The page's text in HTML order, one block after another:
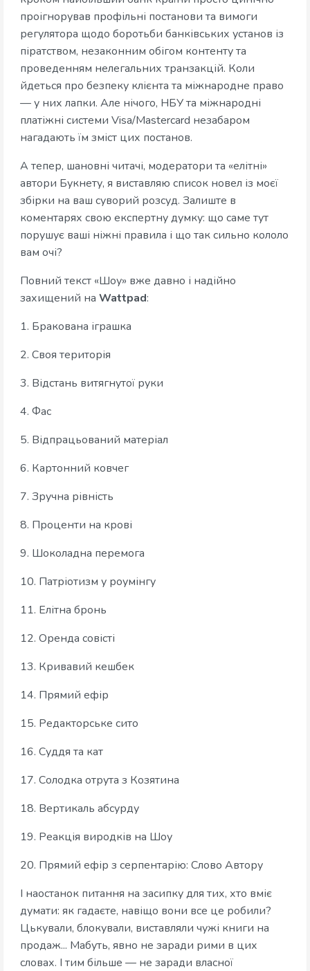
проігнорував профільні постанови та вимоги
регулятора щодо боротьби банківських установ із
піратством, незаконним обігом контенту та
проведенням нелегальних транзакцій. Коли
йдеться про безпеку клієнта та міжнародне право
— у них лапки. Але нічого, НБУ та міжнародні
платіжні системи Visa/Mastercard незабаром
нагадають їм зміст цих постанов.
А тепер, шановні читачі, модератори та «елітні»
автори Букнету, я виставляю список новел із моєї
збірки на ваш суворий розсуд. Залиште в
коментарях свою експертну думку: що саме тут
порушує ваші ніжні правила і що так сильно кололо
вам очі?
Повний текст «Шоу» вже давно і надійно
захищений на Wattpad:
1. Бракована іграшка
2. Своя територія
3. Відстань витягнутої руки
4. Фас
5. Відпрацьований матеріал
6. Картонний ковчег
7. Зручна рівність
8. Проценти на крові
9. Шоколадна перемога
10. Патріотизм у роумінгу
11. Елітна бронь
12. Оренда совісті
13. Кривавий кешбек
14. Прямий ефір
15. Редакторське сито
16. Суддя та кат
17. Солодка отрута з Козятина
18. Вертикаль абсурду
19. Реакція виродків на Шоу
20. Прямий ефір з серпентарію: Слово Автору
І наостанок питання на засипку для тих, хто вміє
думати: як гадаєте, навіщо вони все це робили?
Цькували, блокували, виставляли чужі книги на
продаж... Мабуть, явно не заради рими в цих
словах. І тим більше — не заради власної